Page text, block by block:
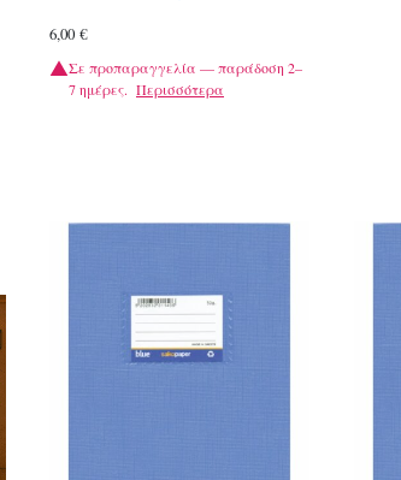
6,00 €
Σε προπαραγγελία — παράδοση 2–
7 ημέρες. Περισσότερα